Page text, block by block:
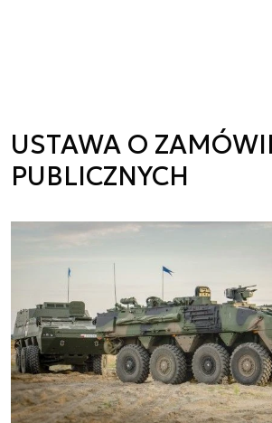
USTAWA O
PUBLICZNYCH